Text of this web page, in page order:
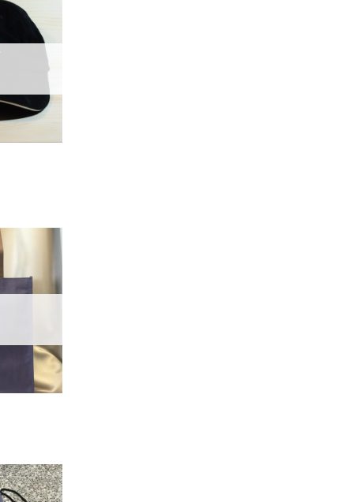
加入
「願
望輕
單」
「願
望輕